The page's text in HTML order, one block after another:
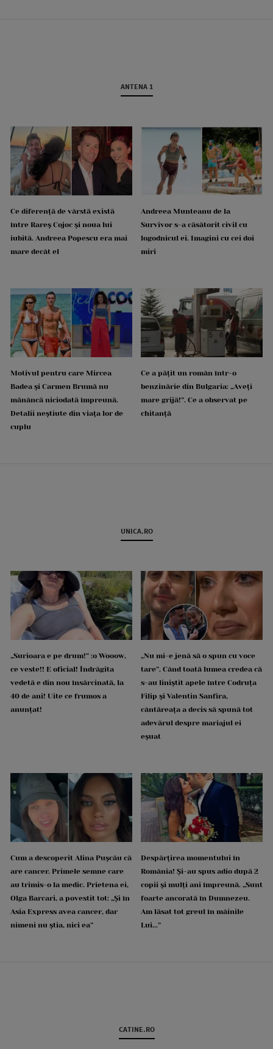
ANTENA 1
Ce diferență de vârstă există
între Rareș Cojoc și noua lui
iubită. Andreea Popescu era mai
mare decât el
Andreea Munteanu de la
Survivor s-a căsătorit civil cu
logodnicul ei. Imagini cu cei doi
miri
Motivul pentru care Mircea
Badea și Carmen Brumă nu
mănâncă niciodată împreună.
Detalii neștiute din viața lor de
cuplu
Ce a pățit un român într-o
benzinărie din Bulgaria: „Aveți
mare grijă!”. Ce a observat pe
chitanță
UNICA.RO
„Surioara e pe drum!” :o Wooow,
ce veste!! E oficial! Îndrăgita
vedetă e din nou însărcinată, la
40 de ani! Uite ce frumos a
anunțat!
„Nu mi-e jenă să o spun cu voce
tare”. Când toată lumea credea că
s-au liniștit apele între Codruța
Filip și Valentin Sanfira,
cântăreața a decis să spună tot
adevărul despre mariajul ei
eșuat
Cum a descoperit Alina Pușcău că
are cancer. Primele semne care
au trimis-o la medic. Prietena ei,
Olga Barcari, a povestit tot: „Și în
Asia Express avea cancer, dar
nimeni nu știa, nici ea”
Despărțirea momentului în
România! Și-au spus adio după 2
copii și mulți ani împreună. „Sunt
foarte ancorată în Dumnezeu.
Am lăsat tot greul în mâinile
Lui...”
CATINE.RO